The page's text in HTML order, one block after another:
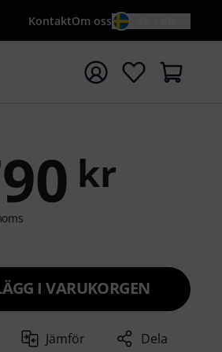
KontaktOm oss
{searchTerm}
kr
I VARUKORGEN
Jämför Dela